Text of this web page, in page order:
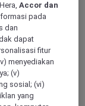
Accor dan
pada
dan
dapat
fitur
menyediakan
(v)
sosial; (vi)
yang